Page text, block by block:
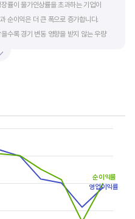
률이 물가인상률을 초과하는 기업이
순이익은 더 큰 폭으로 증가합니다.
수록 경기 변동 영향을 받지 않는 우량
도 합니다. 심할 경우 경기 변동에 따라
을 기억해야 합니다.
categories.
values. Data ranges from -
영업이익률
순이익률